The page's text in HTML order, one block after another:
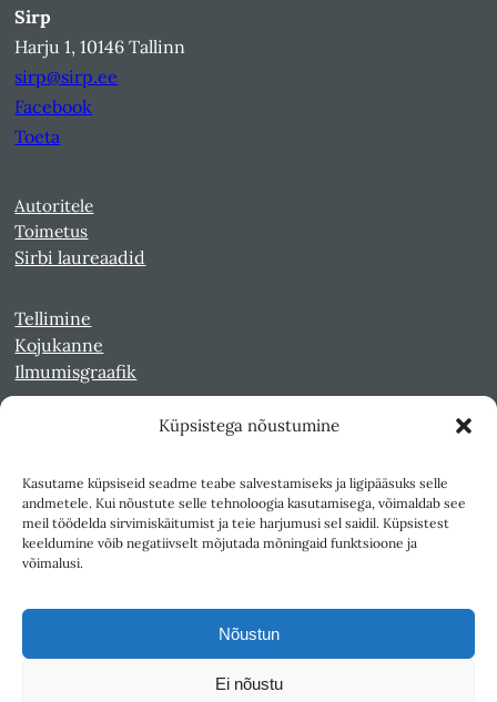
Küpsistega nõustumine
Kasutame küpsiseid seadme teabe salvestamiseks ja ligipääsuks selle
andmetele. Kui nõustute selle tehnoloogia kasutamisega, võimaldab see
meil töödelda sirvimiskäitumist ja teie harjumusi sel saidil. Küpsistest
keeldumine võib negatiivselt mõjutada mõningaid funktsioone ja
võimalusi.
Nõustun
Ei nõustu
Sirp
Harju 1, 10146 Tallinn
sirp@sirp.ee
Facebook
Toeta
Autoritele
Toimetus
Sirbi laureaadid
Tellimine
Kojukanne
Ilmumisgraafik
Kultuurileht 1994-1997
Reede 1989-1990
Sirp ja Vasar 1940-1989
Teksti- ja andmekaeve